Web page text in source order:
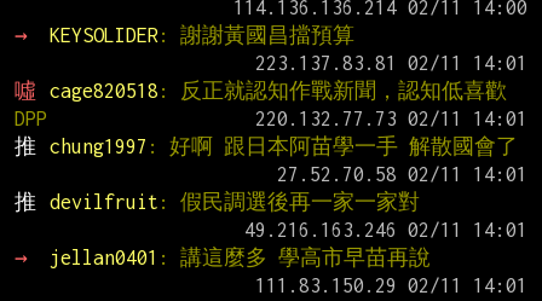
→
KEYSOLIDER : 謝謝黃國昌擋預算
噓
cage820518 : 反正就認知作戰新聞，認知低喜歡
DPP
推
chung1997 : 好啊 跟日本阿苗學一手 解散國會了
推
devilfruit : 假民調選後再一家一家對
→
jellan0401 : 講這麼多 學高市早苗再說